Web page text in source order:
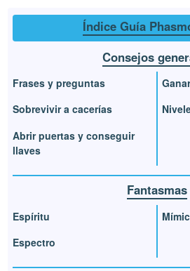
Índice Guía
Consejos
Frases y preguntas
Sobrevivir a cacerías
Abrir puertas y conseguir
llaves
Fantasmas
Espíritu
Espectro